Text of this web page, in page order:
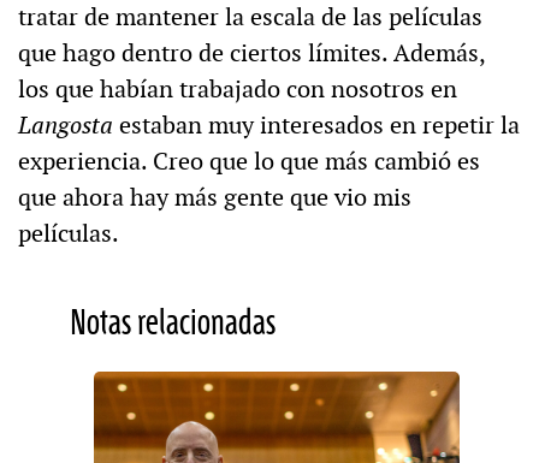
tratar de mantener la escala de las películas
que hago dentro de ciertos límites. Además,
los que habían trabajado con nosotros en
Langosta estaban muy interesados en repetir la
experiencia. Creo que lo que más cambió es
que ahora hay más gente que vio mis
películas.
Notas relacionadas